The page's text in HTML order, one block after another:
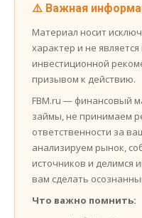
⚠️ Важная
Материал носит
характер и не
инвестиционной
призывом к действию.
FBM.ru — финансовый
займы, не принимаем
ответственности за
анализируем рынок,
источников и делимся
вам сделать
Что важно помнить: